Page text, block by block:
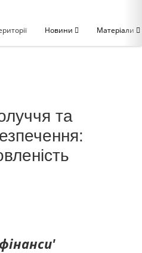
Новини Матеріали
та